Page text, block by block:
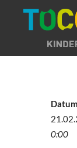
0:00